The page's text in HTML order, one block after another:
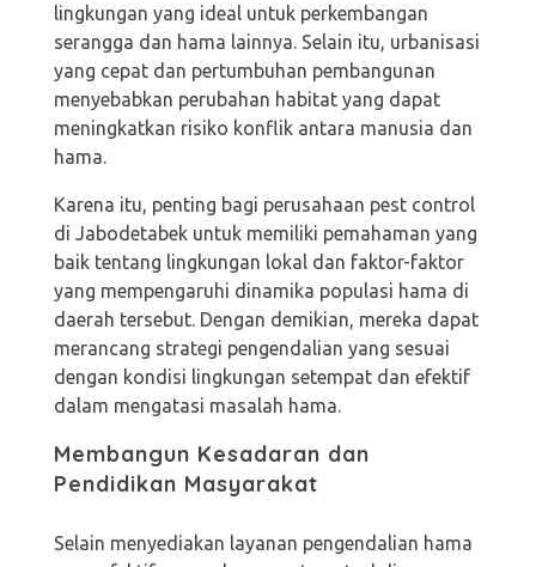
lingkungan yang ideal untuk perkembangan
serangga dan hama lainnya. Selain itu, urbanisasi
yang cepat dan pertumbuhan pembangunan
menyebabkan perubahan habitat yang dapat
meningkatkan risiko konflik antara manusia dan
hama.
Karena itu, penting bagi perusahaan pest control
di Jabodetabek untuk memiliki pemahaman yang
baik tentang lingkungan lokal dan faktor-faktor
yang mempengaruhi dinamika populasi hama di
daerah tersebut. Dengan demikian, mereka dapat
merancang strategi pengendalian yang sesuai
dengan kondisi lingkungan setempat dan efektif
dalam mengatasi masalah hama.
Membangun Kesadaran dan
Pendidikan Masyarakat
Selain menyediakan layanan pengendalian hama